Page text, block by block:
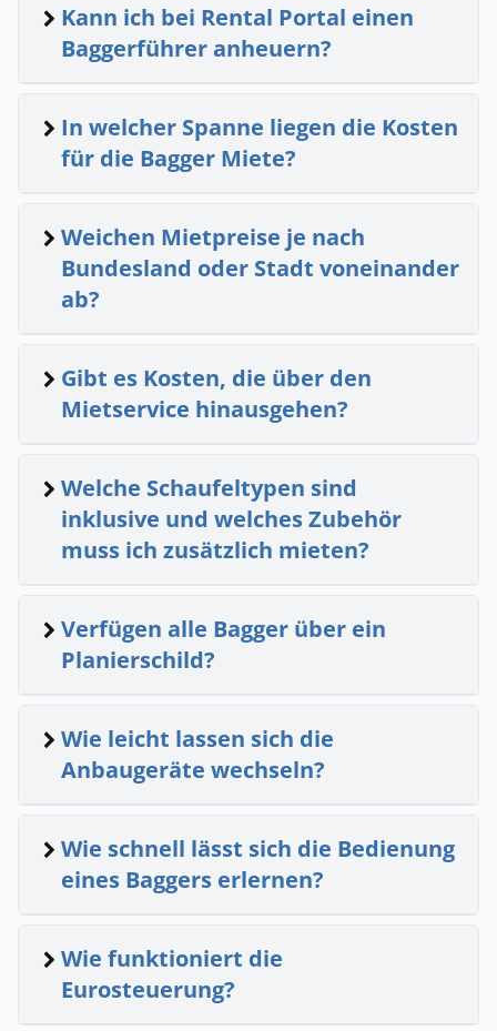
Kann ich bei Rental Portal einen
Baggerführer anheuern?
In welcher Spanne liegen die Kosten
für die Bagger Miete?
Weichen Mietpreise je nach
Bundesland oder Stadt voneinander
ab?
Gibt es Kosten, die über den
Mietservice hinausgehen?
Welche Schaufeltypen sind
inklusive und welches Zubehör
muss ich zusätzlich mieten?
Verfügen alle Bagger über ein
Planierschild?
Wie leicht lassen sich die
Anbaugeräte wechseln?
Wie schnell lässt sich die Bedienung
eines Baggers erlernen?
Wie funktioniert die
Eurosteuerung?